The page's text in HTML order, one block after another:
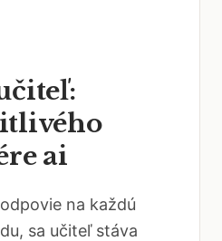
ai
na každú
sa učiteľ stáva